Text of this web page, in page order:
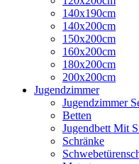
140x190cm
140x200cm
150x200cm
160x200cm
180x200cm
200x200cm
Jugendzimmer
Jugendzimmer
Betten
Jugendbett Mit
Schränke